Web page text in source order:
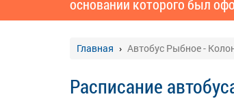
основании которого был
Главная Автобус Рыбное -
Расписание